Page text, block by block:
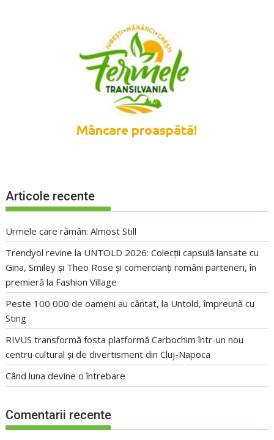
Articole recente
Urmele care rămân: Almost Still
Trendyol revine la UNTOLD 2026: Colecții capsulă lansate cu
Gina, Smiley și Theo Rose și comercianți români parteneri, în
premieră la Fashion Village
Peste 100 000 de oameni au cântat, la Untold, împreună cu
Sting
RIVUS transformă fosta platformă Carbochim într-un nou
centru cultural și de divertisment din Cluj-Napoca
Când luna devine o întrebare
Comentarii recente